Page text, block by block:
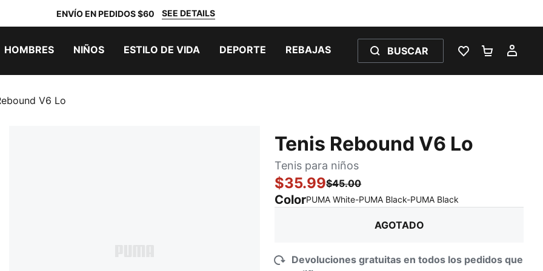
ENVÍO EN PEDIDOS $60 SEE DETAILS
HOMBRES NIÑOS ESTILO DE VIDA DEPORTE REBAJAS BUSCAR
LISTA DE
V6 Lo
Tenis Rebound V6 Lo
Tenis para niños
$35.99$45.00
ColorPUMA White-PUMA Black-PUMA Black
AGOTADO
Devoluciones gratuitas en todos los pedidos que